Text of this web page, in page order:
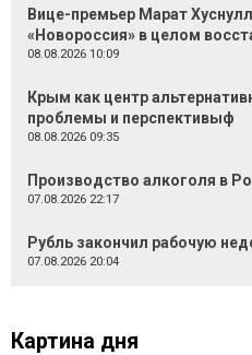
Вице-премьер Марат
«Новороссия» в целом
08.08.2026 10:09
Крым как центр
проблемы и перспективыф
08.08.2026 09:35
Производство алкоголя в
07.08.2026 22:17
Рубль закончил рабочую
07.08.2026 20:04
Картина дня